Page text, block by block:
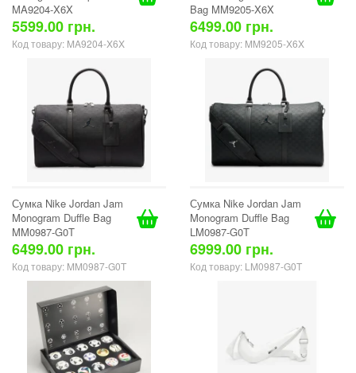
MA9204-X6X
5599.00 грн.
Код товару: MA9204-X6X
Bag MM9205-X6X
6499.00 грн.
Код товару: MM9205-X6X
Сумка Nike Jordan Jam
Monogram Duffle Bag
MM0987-G0T
6499.00 грн.
Код товару: MM0987-G0T
Сумка Nike Jordan Jam
Monogram Duffle Bag
LM0987-G0T
6999.00 грн.
Код товару: LM0987-G0T